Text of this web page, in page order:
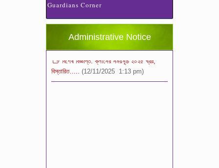
Guardians Corner
Administrative Notice
২০২৬ শিক্ষাবর্ষে ভর্তি পুন: বিজ্ঞপ্তিঃ শিশু থেকে নবম
শ্রেণি পযর্ন্ত ফরম বিতরন চলছে… বিস্তারিত
বিশেষ বিজ্ঞপ্তি: ক্লাসের সময়সূচি ২০২৫ খ্রীঃ,
বিস্তারিত….. (12/11/2025 1:13 pm)